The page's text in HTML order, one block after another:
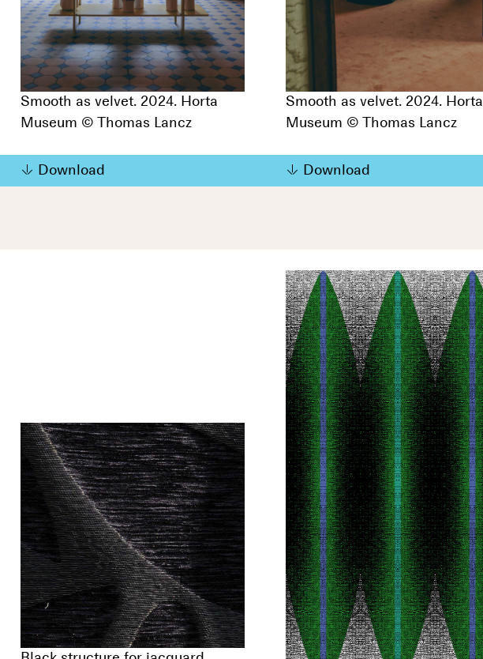
Smooth as velvet. 2024. Horta
Museum © Thomas Lancz
Download
Smooth as velvet. 2024. Horta
Museum © Thomas Lancz
Download